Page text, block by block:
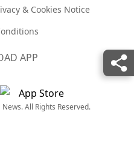
& Cookies Notice
APP
All Rights Reserved.